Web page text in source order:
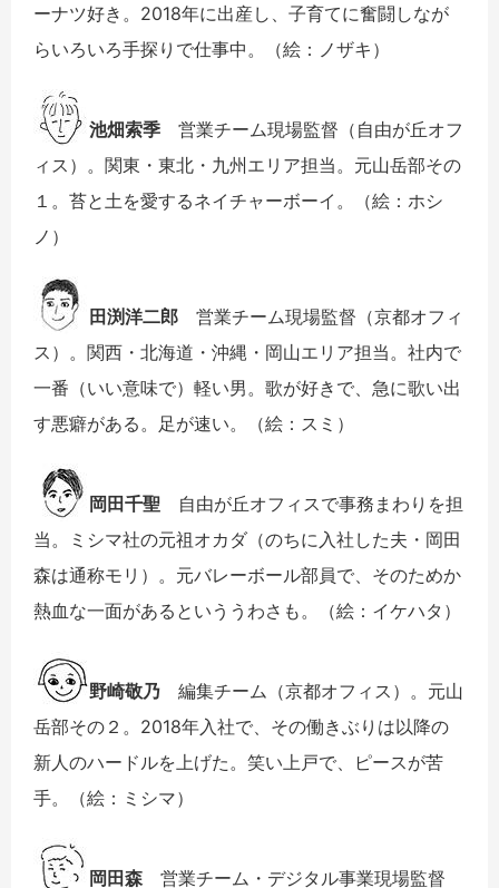
ーナツ好き。2018年に出産し、子育てに奮闘しなが
らいろいろ手探りで仕事中。（絵：ノザキ）
池畑索季 営業チーム現場監督（自由が丘オフ
ィス）。関東・東北・九州エリア担当。元山岳部その
１。苔と土を愛するネイチャーボーイ。（絵：ホシ
ノ）
田渕洋二郎 営業チーム現場監督（京都オフィ
ス）。関西・北海道・沖縄・岡山エリア担当。社内で
一番（いい意味で）軽い男。歌が好きで、急に歌い出
す悪癖がある。足が速い。（絵：スミ）
岡田千聖 自由が丘オフィスで事務まわりを担
当。ミシマ社の元祖オカダ（のちに入社した夫・岡田
森は通称モリ）。元バレーボール部員で、そのためか
熱血な一面があるといううわさも。（絵：イケハタ）
野崎敬乃 編集チーム（京都オフィス）。元山
岳部その２。2018年入社で、その働きぶりは以降の
新人のハードルを上げた。笑い上戸で、ピースが苦
手。（絵：ミシマ）
岡田森 営業チーム・デジタル事業現場監督